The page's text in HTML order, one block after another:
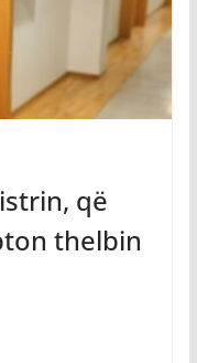
që
thelbin